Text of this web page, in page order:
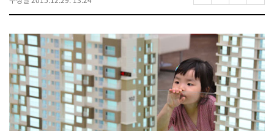
소
포
털
이
U
R
L
복
사
N
공
유
하
기
자
기
크
게
변
경
하
기
자
기
작
게
변
경
하
기